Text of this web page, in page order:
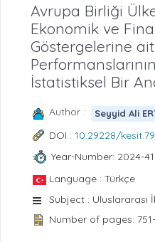
Avrupa Birliği
Ekonomik ve
Göstergelerine ait
İstatistiksel Bir
Author : Seyyid Ali
DOI : 10.29228/
Year-Number: 2024-41
Language : Türkçe
Subject : Uluslararası
Number of pages: 751-